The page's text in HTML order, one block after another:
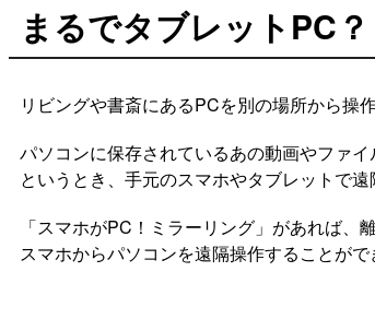
まるでタブレットPC
リビングや書斎にあるPCを別の場所から操
パソコンに保存されているあの動画やファ
というとき、手元のスマホやタブレットで遠
「スマホがPC！ミラーリング」があれば
スマホからパソコンを遠隔操作することがで